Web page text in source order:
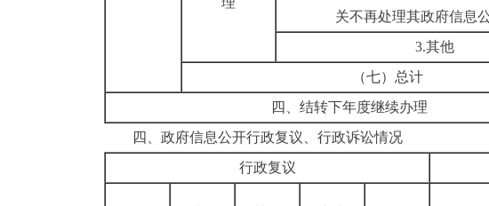
关不再处理其政府信息
3.其他
（七）总计
四、结转下年度继续办理
四、政府信息公开行政复议、行政诉讼情况
行政复议